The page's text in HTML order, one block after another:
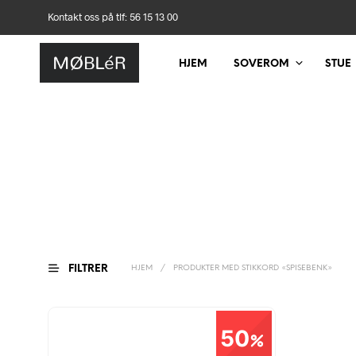
Kontakt oss på tlf: 56 15 13 00
HJEM SOVEROM STUE
FILTRER HJEM / PRODUKTER MED STIKKORD «SPISEBENK»
50